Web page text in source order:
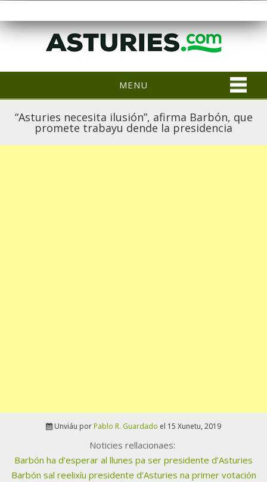
MENU
“Asturies necesita ilusión”, afirma Barbón, que
promete trabayu dende la presidencia
Unviáu por Pablo R. Guardado el 15 Xunetu, 2019
Noticies rellacionaes:
Barbón ha d’esperar al llunes pa ser presidente d’Asturies
Barbón sal reelixíu presidente d’Asturies na primer votación